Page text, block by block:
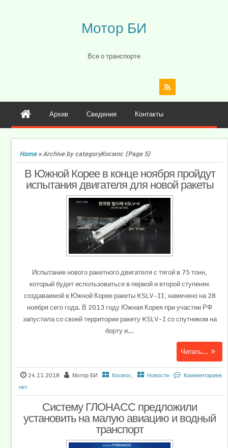
Мотор БИ
Все о транспорте
Архив Сведения Контакты
Home»Archive by categoryКосмос (Page 5)
В Южной Корее в конце ноября пройдут
испытания двигателя для новой ракеты
Испытание нового ракетного двигателя с тягой в 75 тонн,
который будет использоваться в первой и второй ступенях
создаваемой в Южной Корее ракеты KSLV-II, намечено на 28
ноября сего года. В 2013 году Южная Корея при участии РФ
запустила со своей территории ракету KSLV-I со спутником на
борту и...
Читать...
24.11.2018 Мотор БИ Космос, Новости
Комментариев
нет
Систему ГЛОНАСС предложили
установить на малую авиацию и водный
транспорт